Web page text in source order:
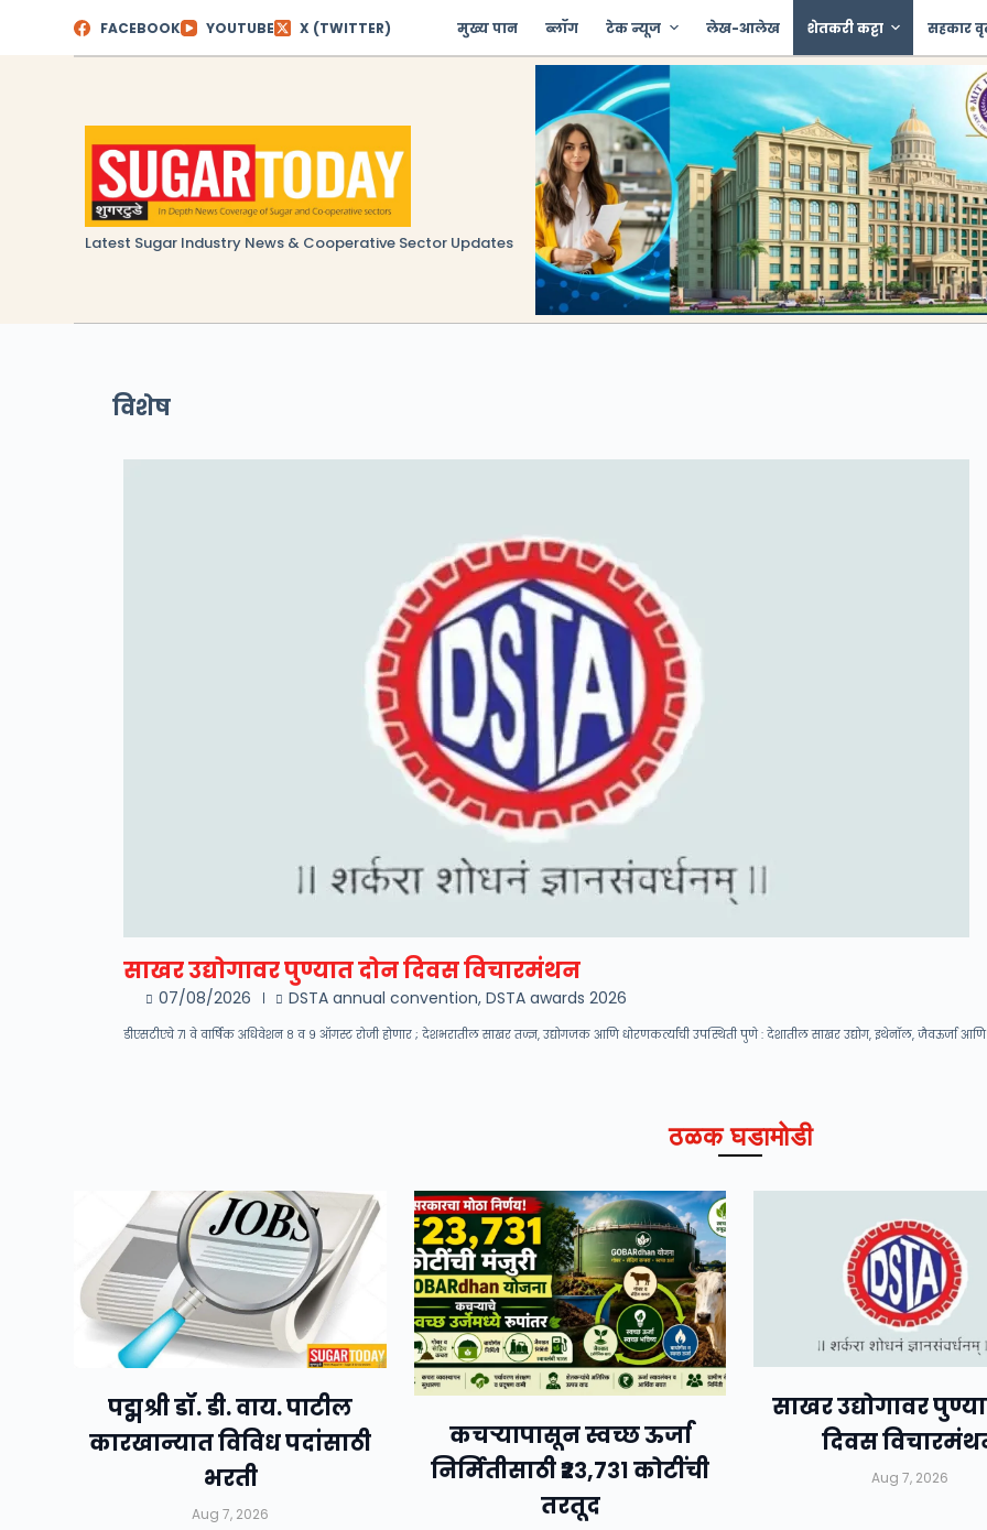
FACEBOOK YOUTUBE X (TWITTER) मुख्य पान ब्लॉग टेक न्यूज लेख-आलेख शेतकरी कट्टा सहकार
Latest Sugar Industry News & Cooperative Sector Updates
विशेष
साखर उद्योगावर पुण्यात दोन दिवस विचारमंथन
07/08/2026 DSTA annual convention, DSTA awards 2026
डीएसटीएचे ७१ वे वार्षिक अधिवेशन ८ व ९ ऑगस्ट रोजी होणार ; देशभरातील साखर तज्ज्ञ, उद्योगजक आणि धोरणकर्त्यांची उपस्थिती पुणे : देशातील साखर उद्योग, इथेनॉल, जैवऊर्जा
ठळक घडामोडी
पद्मश्री डॉ. डी. वाय. पाटील
कारखान्यात विविध पदांसाठी
भरती
Aug 7, 2026
कचऱ्यापासून स्वच्छ ऊर्जा
निर्मितीसाठी ₹२३,७३१ कोटींची
तरतूद
साखर उद्योगावर
दिवस
Aug 7, 2026